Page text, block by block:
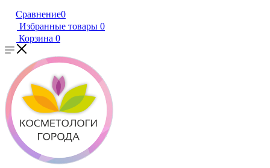
Сравнение0
Избранные товары 0
Корзина 0